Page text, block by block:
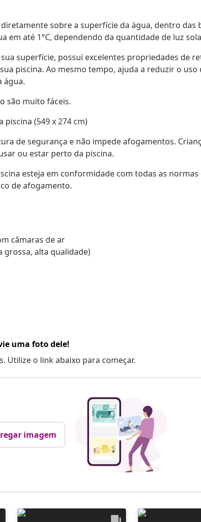
sobre a superfície da água, dentro das
em até 1°C, dependendo da quantidade de luz
superfície, possui excelentes propriedades de
piscina. Ao mesmo tempo, ajuda a reduzir o
água.
são muito fáceis.
(549 x 274 cm)
de segurança e não impede afogamentos.
ou estar perto da piscina.
esteja em conformidade com todas as
de afogamento.
câmaras de ar
grossa, alta qualidade)
uma foto dele!
Utilize o link abaixo para começar.
imagem